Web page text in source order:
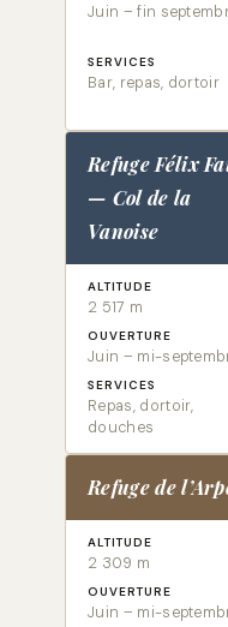
Juin – fin
SERVICES
Bar, repas, dortoir
Refuge Félix
— Col de la
Vanoise
ALTITUDE
2 517 m
OUVERTURE
Juin – mi-
SERVICES
Repas, dortoir,
douches
Refuge de
ALTITUDE
2 309 m
OUVERTURE
Juin – mi-